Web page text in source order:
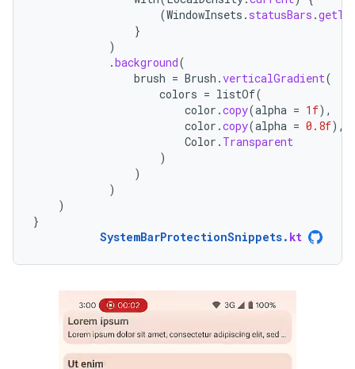
(WindowInsets . statusBars .
}
)
.background(
brush = Brush .verticalGradient(
colors = listOf(
color .copy(alpha = 1f),
color .copy(alpha = 0.8f),
Color . Transparent
)
)
)
)
}
SystemBarProtectionSnippets. kt